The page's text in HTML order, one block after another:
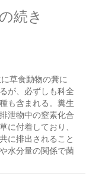
続き
草食動物の糞に
が、必ずしも科全
も含まれる。糞生
泄物中の窒素化合
に付着しており、
に排出されること
水分量の関係で菌